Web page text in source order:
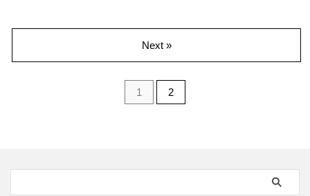
1 2
Next »